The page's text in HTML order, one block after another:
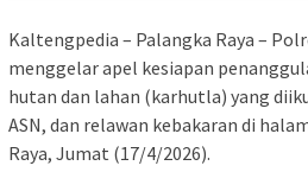
Kaltengpedia – Palangka Raya –
menggelar apel kesiapan
hutan dan lahan (karhutla) yang
ASN, dan relawan kebakaran di
Raya, Jumat (17/4/2026).